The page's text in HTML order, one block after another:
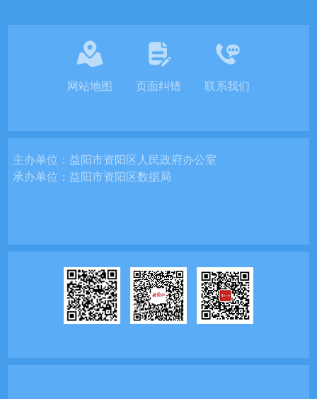
网站地图 页面纠错 联系我们
主办单位：益阳市资阳区人民政府办公室
承办单位：益阳市资阳区数据局